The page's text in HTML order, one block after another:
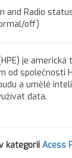
and Radio
off)
je
od
a umělé
data.
kategorii Acess